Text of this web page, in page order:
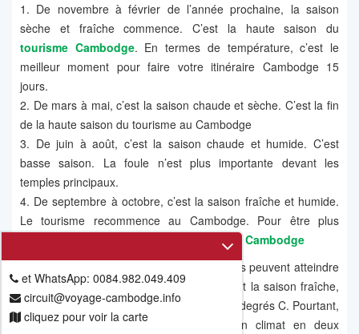
1. De novembre à février de l’année prochaine, la saison
sèche et fraîche commence. C’est la haute saison du
tourisme Cambodge. En termes de température, c’est le
meilleur moment pour faire votre itinéraire Cambodge 15
jours.
2. De mars à mai, c’est la saison chaude et sèche. C’est la fin
de la haute saison du tourisme au Cambodge
3. De juin à août, c’est la saison chaude et humide. C’est
basse saison. La foule n’est plus importante devant les
temples principaux.
4. De septembre à octobre, c’est la saison fraîche et humide.
Le tourisme recommence au Cambodge. Pour être plus
quand partir au Cambodge
Pendant la saison chaude, les températures peuvent atteindre
35-39 degrés C mais pas souvent. Pendant la saison fraîche,
la température descend au-dessous de 20 degrés C. Pourtant,
les connaisseurs Cambodge divisent son climat en deux
et WhatsApp: 0084.982.049.409
circuit@voyage-cambodge.info
cliquez pour voir la carte